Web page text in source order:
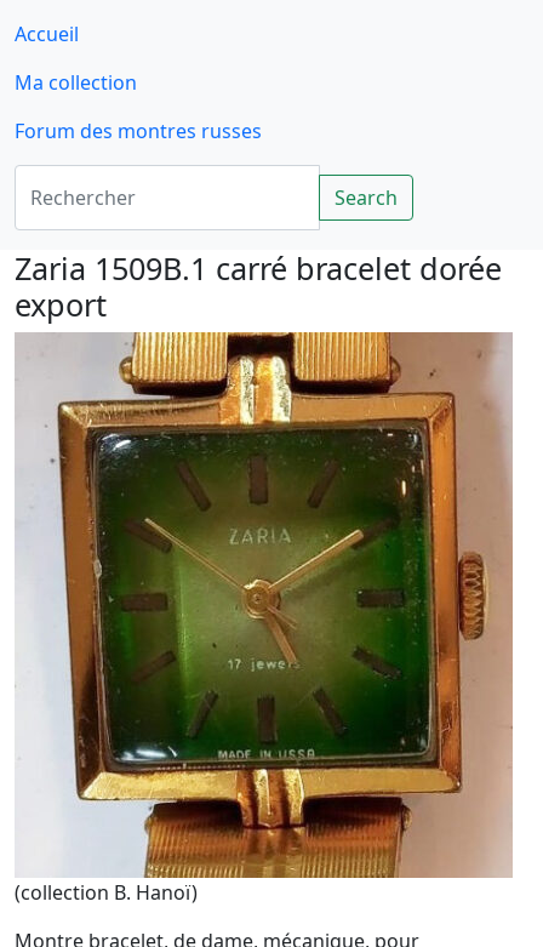
Accueil
Ma collection
Forum des montres russes
Rechercher
Search
Zaria 1509B.1 carré bracelet dorée
export
(collection B. Hanoï)
Montre bracelet, de dame, mécanique, pour